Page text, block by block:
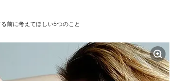
前に考えてほしい5つのこと